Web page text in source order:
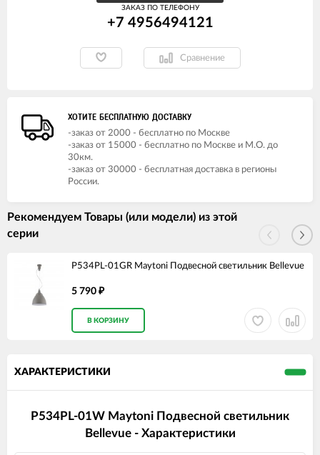
ЗАКАЗ ПО ТЕЛЕФОНУ
+7 4956494121
Сравнение
ХОТИТЕ БЕСПЛАТНУЮ ДОСТАВКУ
-заказ от 2000 - бесплатно по Москве
-заказ от 15000 - бесплатно по Москве и М.О. до
30км.
-заказ от 30000 - бесплатная доставка в регионы
России.
Рекомендуем Товары (или модели) из этой
серии
P534PL-01GR Maytoni Подвесной светильник Bellevue
5 790 ₽
В КОРЗИНУ
ХАРАКТЕРИСТИКИ
P534PL-01W Maytoni Подвесной светильник
Bellevue - Характеристики